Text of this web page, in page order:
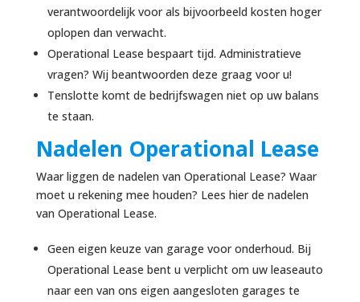
verantwoordelijk voor als bijvoorbeeld kosten hoger
oplopen dan verwacht.
Operational Lease bespaart tijd. Administratieve
vragen? Wij beantwoorden deze graag voor u!
Tenslotte komt de bedrijfswagen niet op uw balans
te staan.
Nadelen Operational Lease
Waar liggen de nadelen van Operational Lease? Waar
moet u rekening mee houden? Lees hier de nadelen
van Operational Lease.
Geen eigen keuze van garage voor onderhoud. Bij
Operational Lease bent u verplicht om uw leaseauto
naar een van ons eigen aangesloten garages te